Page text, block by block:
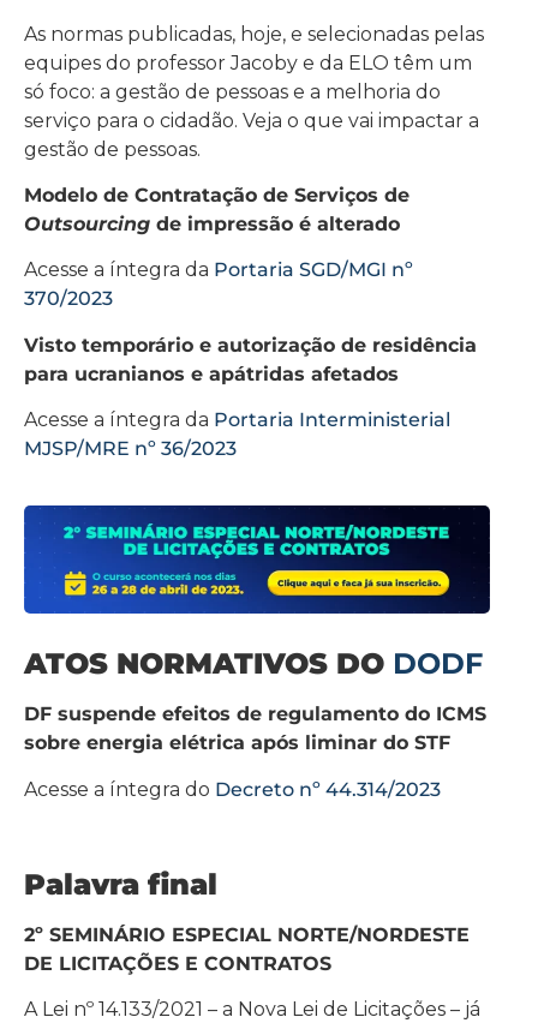
As normas publicadas, hoje, e selecionadas pelas
equipes do professor Jacoby e da ELO têm um
só foco: a gestão de pessoas e a melhoria do
serviço para o cidadão. Veja o que vai impactar a
gestão de pessoas.
Modelo de Contratação de Serviços de
Outsourcing de impressão é alterado
Acesse a íntegra da Portaria SGD/MGI nº
370/2023
Visto temporário e autorização de residência
para ucranianos e apátridas afetados
Acesse a íntegra da Portaria Interministerial
MJSP/MRE nº 36/2023
ATOS NORMATIVOS DO DODF
DF suspende efeitos de regulamento do ICMS
sobre energia elétrica após liminar do STF
Acesse a íntegra do Decreto nº 44.314/2023
Palavra final
2º SEMINÁRIO ESPECIAL NORTE/NORDESTE
DE LICITAÇÕES E CONTRATOS
A Lei nº 14.133/2021 – a Nova Lei de Licitações – já